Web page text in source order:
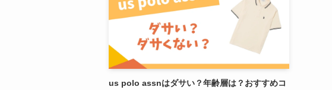
us polo assnはダサい？年齢層は？おすすめコ